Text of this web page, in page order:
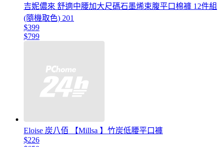
吉妮儂來 舒適中腰加大尺碼石墨烯束腹平口棉褲 12件組
(隨機取色) 201
$399
$799
Eloise 炭八佰 【Millsa 】竹炭低腰平口褲
$226